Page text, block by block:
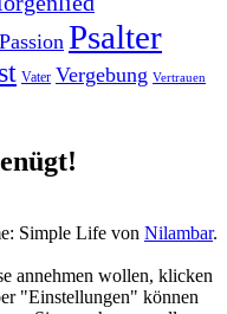
Passion Psalter
Vater Vergebung Vertrauen
Simple Life von Nilambar.
annehmen wollen, klicken
"Einstellungen" können